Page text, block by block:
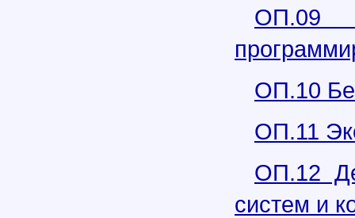
ОП.09
ОП.10
ОП.11
ОП.12
систем и